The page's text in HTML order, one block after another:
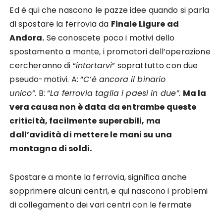
Ed è qui che nascono le pazze idee quando si parla
di spostare la ferrovia da Finale Ligure ad
Andora. Se conoscete poco i motivi dello
spostamento a monte, i promotori dell’operazione
cercheranno di “intortarvi” soprattutto con due
pseudo-motivi. A: “C’è ancora il binario
unico”. B: “La ferrovia taglia i paesi in due”. Ma la
vera causa non è data da entrambe queste
criticità, facilmente superabili, ma
dall’avidità di mettere le mani su una
montagna di soldi.
Spostare a monte la ferrovia, significa anche
sopprimere alcuni centri, e qui nascono i problemi
di collegamento dei vari centri con le fermate